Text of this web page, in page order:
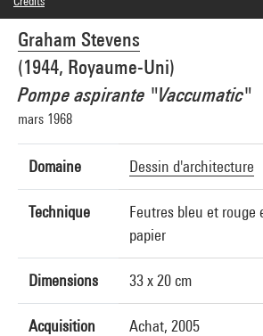
Graham Stevens
(1944, Royaume-Uni)
Pompe aspirante "Vaccumatic"
mars 1968
Domaine Dessin d'architecture
Technique
Feutres bleu et rouge
papier
Dimensions 33 x 20 cm
Acquisition Achat, 2005
© droits réservés
Crédit photographique : Centre Pompidou, MNAM-
GrandPalaisRmn
Réf. image : 4N20790